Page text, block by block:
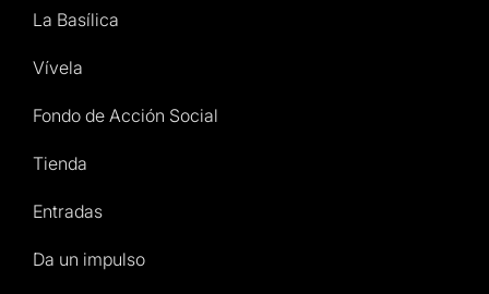
La Basílica
Vívela
Fondo de Acción Social
Tienda
Entradas
Da un impulso